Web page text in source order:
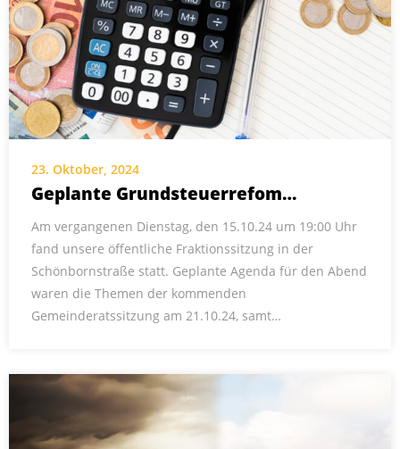
23. Oktober, 2024
Geplante Grundsteuerrefom…
Am vergangenen Dienstag, den 15.10.24 um 19:00 Uhr
fand unsere öffentliche Fraktionssitzung in der
Schönbornstraße statt. Geplante Agenda für den Abend
waren die Themen der kommenden
Gemeinderatssitzung am 21.10.24, samt…